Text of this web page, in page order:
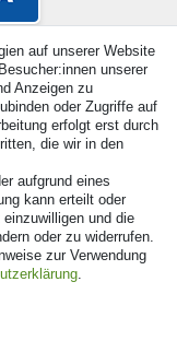
|
nach
auf unserer Website
unserer
Anzeigen zu
oder Zugriffe auf
erfolgt erst durch
die wir in den
aufgrund eines
kann erteilt oder
und die
oder zu widerrufen.
zur Verwendung
.